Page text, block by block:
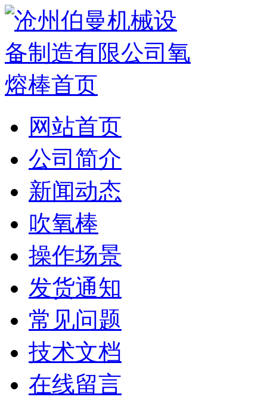
网站首页
公司简介
新闻动态
吹氧棒
操作场景
发货通知
常见问题
技术文档
在线留言